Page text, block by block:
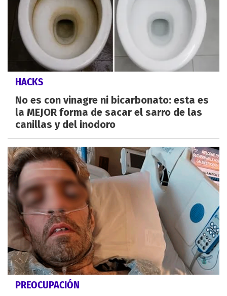
HACKS
No es con vinagre ni bicarbonato: esta es
la MEJOR forma de sacar el sarro de las
canillas y del inodoro
PREOCUPACIÓN